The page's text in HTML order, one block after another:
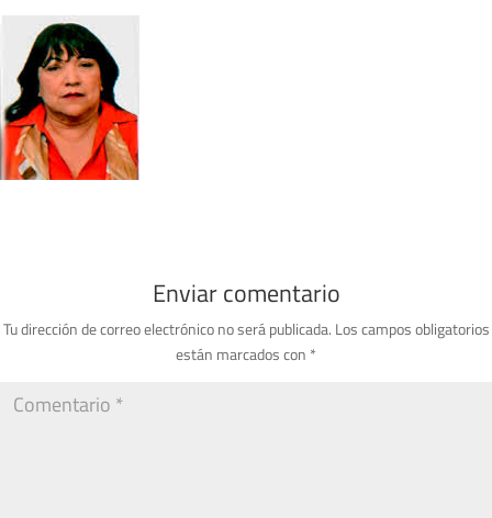
Enviar comentario
Tu dirección de correo electrónico no será publicada. Los campos obligatorios
están marcados con *